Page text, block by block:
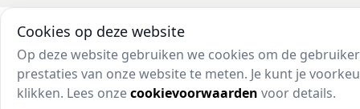
Cookies op deze website
Op deze website gebruiken we cookies om de
prestaties van onze website te meten. Je kunt je
klikken. Lees onzecookievoorwaarden voor details.